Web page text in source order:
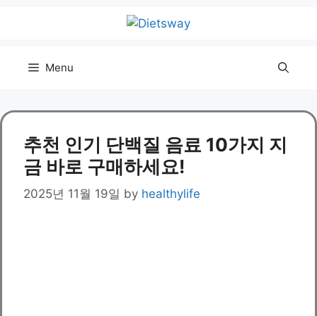
Menu
추천 인기 단백질 음료 10가지 지
금 바로 구매하세요!
2025년 11월 19일 by healthylife